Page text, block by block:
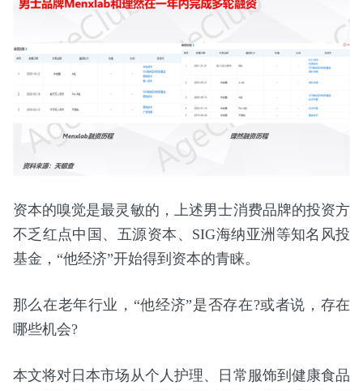
资本的嗅觉是最灵敏的，上述男士消费品牌的投资方
不乏红点中国、五源资本、SIG海纳亚洲等知名风投
基金，“他经济”开始得到资本的青睐。
那么在老年行业，“他经济”是否存在?或者说，存在
哪些机会?
本文将对日本市场从个人护理、日常服饰到健康食品